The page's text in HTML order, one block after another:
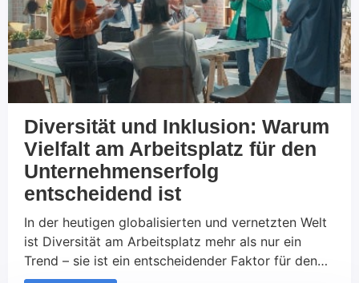
Diversität und Inklusion: Warum
Vielfalt am Arbeitsplatz für den
Unternehmenserfolg
entscheidend ist
In der heutigen globalisierten und vernetzten Welt
ist Diversität am Arbeitsplatz mehr als nur ein
Trend – sie ist ein entscheidender Faktor für den